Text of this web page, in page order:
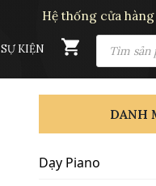
SỰ KIỆN SEARCH
Hệ thống cửa hàng
DANH
Dạy Piano